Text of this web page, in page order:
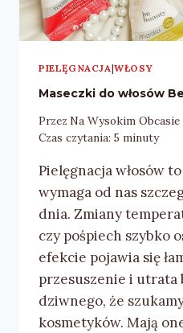
PIELĘGNACJA|WŁOSY
Maseczki do włosów
Przez Na Wysokim Obcasie
Czas czytania: 5 minuty
Pielęgnacja włosów
wymaga od nas
dnia. Zmiany
czy pośpiech szybko
efekcie pojawia się
przesuszenie i utrata
dziwnego, że
kosmetyków. Mają